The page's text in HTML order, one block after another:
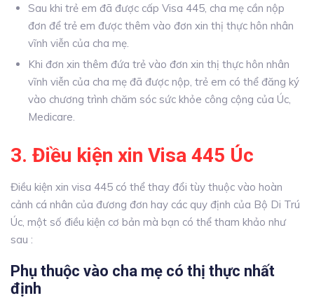
Sau khi trẻ em đã được cấp Visa 445, cha mẹ cần nộp
đơn để trẻ em được thêm vào đơn xin thị thực hôn nhân
vĩnh viễn của cha mẹ.
Khi đơn xin thêm đứa trẻ vào đơn xin thị thực hôn nhân
vĩnh viễn của cha mẹ đã được nộp, trẻ em có thể đăng ký
vào chương trình chăm sóc sức khỏe công cộng của Úc,
Medicare.
3. Điều kiện xin Visa 445 Úc
Điều kiện xin visa 445 có thể thay đổi tùy thuộc vào hoàn
cảnh cá nhân của đương đơn hay các quy định của Bộ Di Trú
Úc, một số điều kiện cơ bản mà bạn có thể tham khảo như
sau :
Phụ thuộc vào cha mẹ có thị thực nhất
định